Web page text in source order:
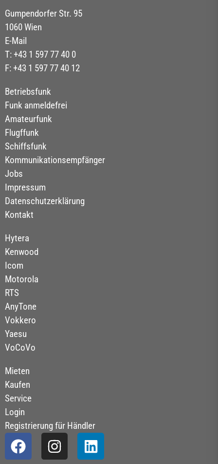
Gumpendorfer Str. 95
1060 Wien
E-Mail
T: +43 1 597 77 40 0
F: +43 1 597 77 40 12
Betriebsfunk
Funk anmeldefrei
Amateurfunk
Flugffunk
Schiffsfunk
Kommunikationsempfänger
Jobs
Impressum
Datenschutzerklärung
Kontakt
Hytera
Kenwood
Icom
Motorola
RTS
AnyTone
Vokkero
Yaesu
VoCoVo
Mieten
Kaufen
Service
Login
Registrierung für Händler